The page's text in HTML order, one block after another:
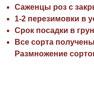
Саженцы роз с
1-2 перезимовки в
Срок посадки в
Все сорта
Размножение